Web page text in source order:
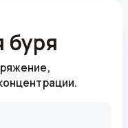
буря